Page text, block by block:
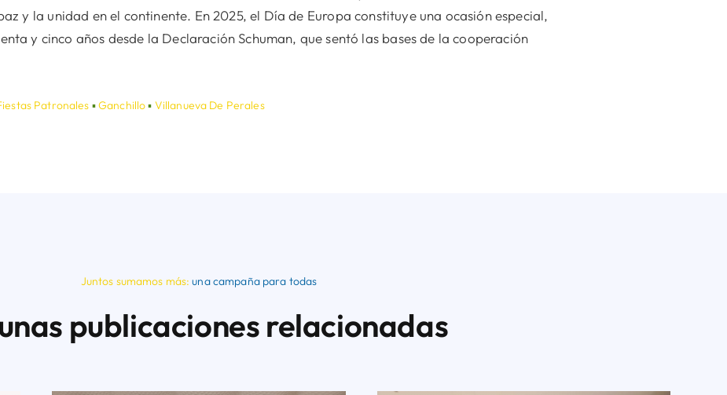
y la unidad en el continente. En 2025, el Día de Europa constituye una ocasión especial,
y cinco años desde la Declaración Schuman, que sentó las bases de la cooperación
Patronales ▪Ganchillo▪ Villanueva De Perales
Juntos sumamos más:una campaña para todas
publicaciones relacionadas